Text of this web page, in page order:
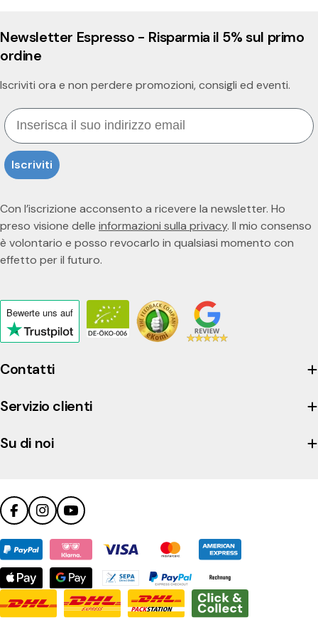
Contatti
Servizio clienti
Su di noi
Newsletter Espresso - Risparmia il 5% sul primo
ordine
Iscriviti ora e non perdere promozioni, consigli ed eventi.
Email
Iscriviti
Con l’iscrizione acconsento a ricevere la newsletter. Ho
preso visione delle informazioni sulla privacy. Il mio consenso
è volontario e posso revocarlo in qualsiasi momento con
effetto per il futuro.
Bewerte uns auf
Click
to
view
company's
profile
FacebookInstagramYouTube
Metodi
di
pagamento